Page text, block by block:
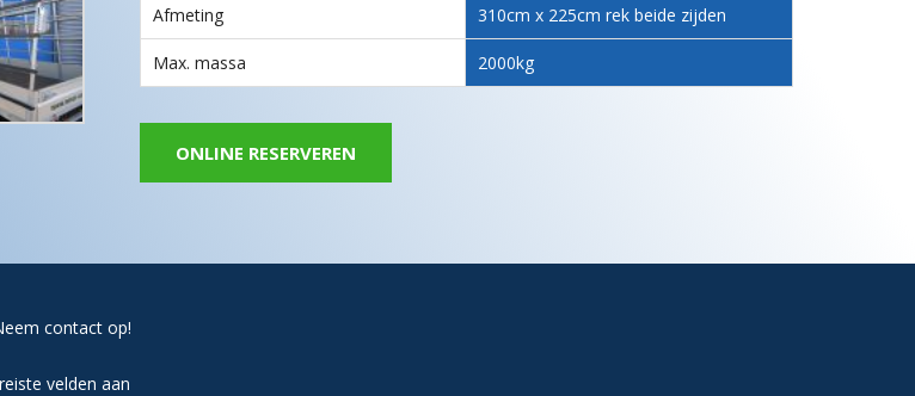
Afmeting 310cm x 225cm rek beide zijden
Max. massa 2000kg
ONLINE RESERVEREN
contact op!
velden aan